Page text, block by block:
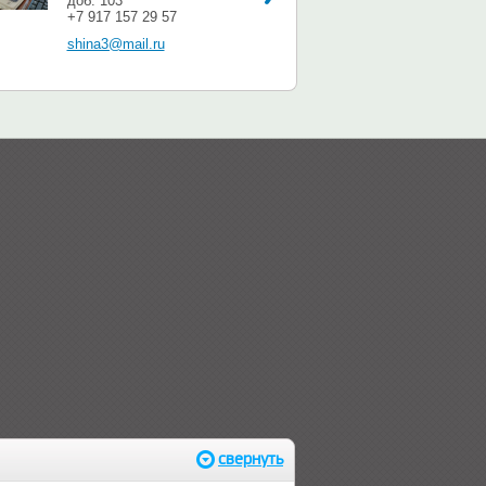
+7 917 157 29 57
shina3@mail.ru
свернуть